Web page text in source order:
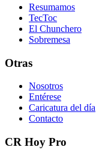
Resumamos
TecToc
El Chunchero
Sobremesa
Otras
Nosotros
Entérese
Caricatura del día
Contacto
CR Hoy Pro